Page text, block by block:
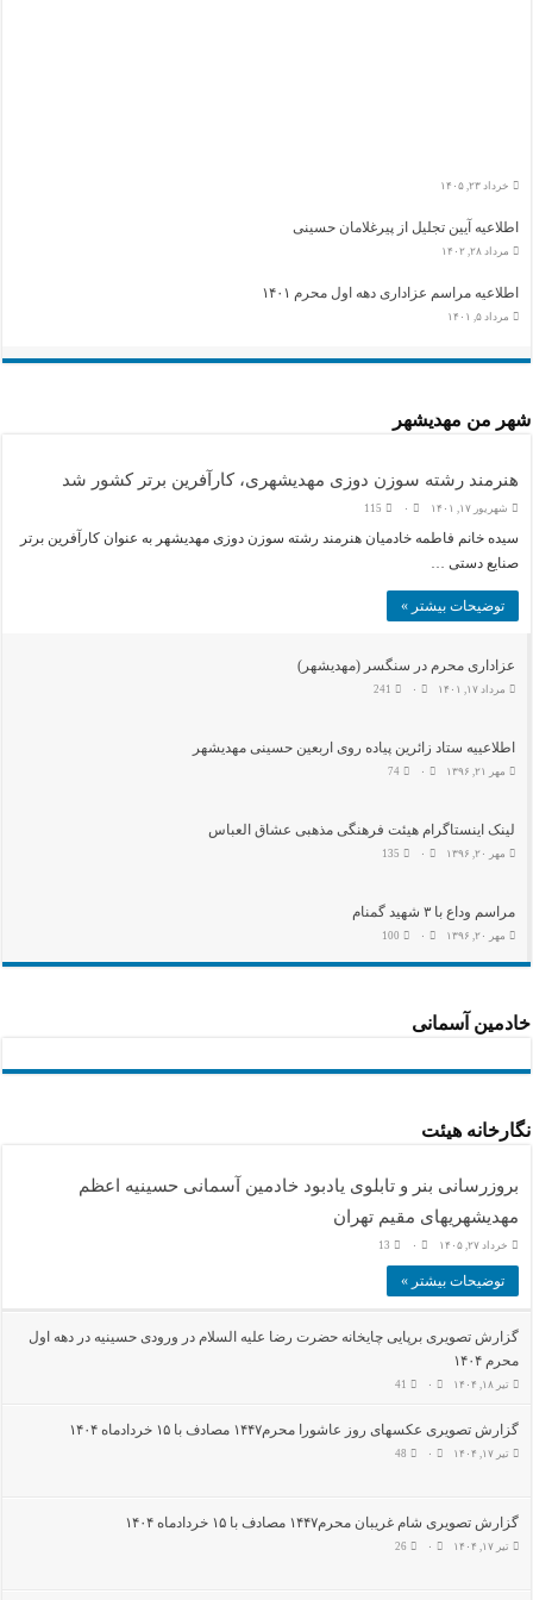
خرداد ۲۳, ۱۴۰۵
اطلاعیه آیین تجلیل از پیرغلامان حسینی
مرداد ۲۸, ۱۴۰۲
اطلاعیه مراسم عزاداری دهه اول محرم ۱۴۰۱
مرداد ۵, ۱۴۰۱
شهر من مهديشهر
هنرمند رشته سوزن دوزی مهدیشهری، کارآفرین برتر کشور شد
شهریور ۱۷, ۱۴۰۱ ۰ 115
سیده خانم فاطمه خادمیان هنرمند رشته سوزن دوزی مهدیشهر به عنوان کارآفرین برتر
صنایع دستی …
توضیحات بیشتر »
عزاداری محرم در سنگسر (مهدیشهر)
مرداد ۱۷, ۱۴۰۱ ۰ 241
اطلاعییه ستاد زائرین پیاده روی اربعین حسینی مهدیشهر
مهر ۲۱, ۱۳۹۶ ۰ 74
لینک اینستاگرام هیئت فرهنگی مذهبی عشاق العباس
مهر ۲۰, ۱۳۹۶ ۰ 135
مراسم وداع با ۳ شهید گمنام
مهر ۲۰, ۱۳۹۶ ۰ 100
خادمین آسمانی
نگارخانه هیئت
بروزرسانی بنر و تابلوی یادبود خادمین آسمانی حسینیه اعظم
مهدیشهریهای مقیم تهران
خرداد ۲۷, ۱۴۰۵ ۰ 13
توضیحات بیشتر »
گزارش تصویری برپایی چایخانه حضرت رضا علیه السلام در ورودی حسینیه در دهه اول
محرم ۱۴۰۴
تیر ۱۸, ۱۴۰۴ ۰ 41
گزارش تصویری عکسهای روز عاشورا محرم۱۴۴۷ مصادف با ۱۵ خردادماه ۱۴۰۴
تیر ۱۷, ۱۴۰۴ ۰ 48
گزارش تصویری شام غریبان محرم۱۴۴۷ مصادف با ۱۵ خردادماه ۱۴۰۴
تیر ۱۷, ۱۴۰۴ ۰ 26